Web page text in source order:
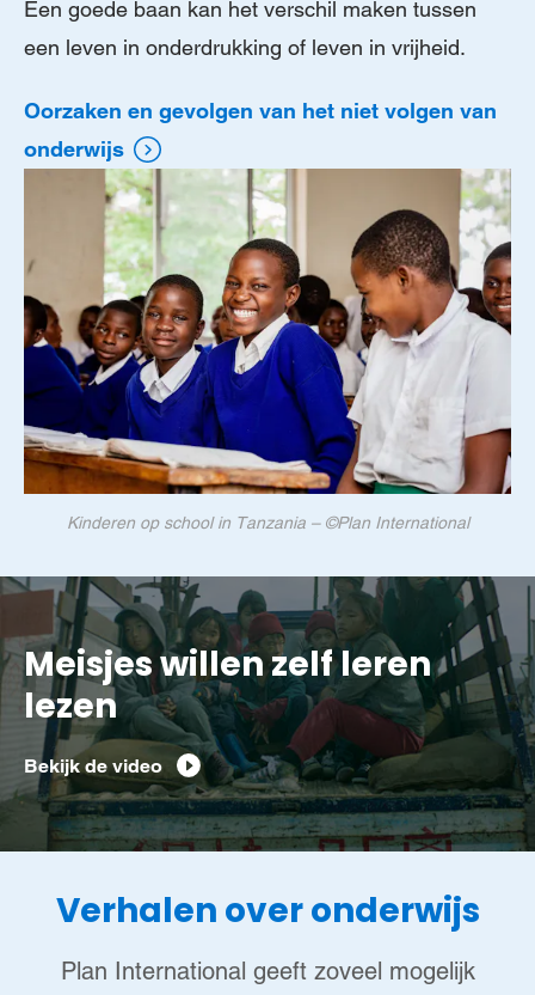
Een goede baan kan het verschil maken tussen
een leven in onderdrukking of leven in vrijheid.
Oorzaken en gevolgen van het niet volgen van
onderwijs
Kinderen op school in Tanzania – ©Plan International
Meisjes willen zelf leren
lezen
Bekijk de video
Verhalen over onderwijs
Plan International geeft zoveel mogelijk